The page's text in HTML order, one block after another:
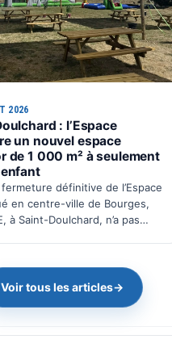
2026
: l’Espace
un nouvel espace
de 1 000 m² à seulement
définitive de l’Espace
en centre-ville de Bourges,
à Saint-Doulchard, n’a pas
sur un seu…
Voir tous les articles→